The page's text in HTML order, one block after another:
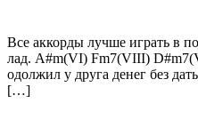
Все аккорды лучше играть в
лад. A#m(VI) Fm7(VIII)
одолжил у друга денег без
[…]